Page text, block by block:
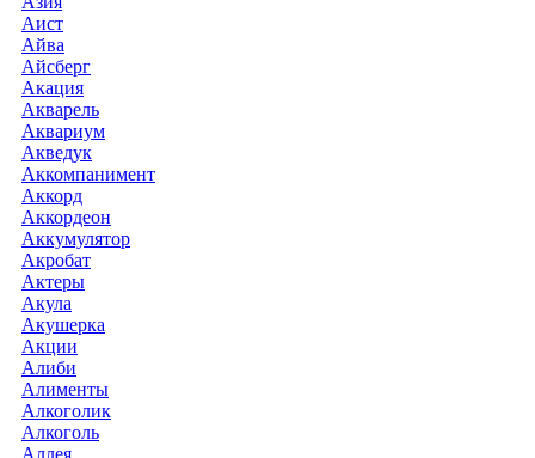
Аист
Айва
Айсберг
Акация
Акварель
Аквариум
Акведук
Аккомпанимент
Аккорд
Аккордеон
Аккумулятор
Акробат
Актеры
Акула
Акушерка
Акции
Алиби
Алименты
Алкоголик
Алкоголь
Аллея